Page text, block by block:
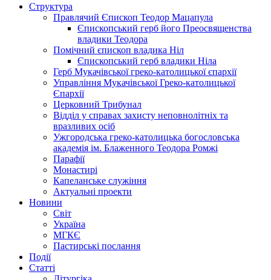
Структура
Правлячий Єпископ Теодор Мацапула
Єпископський герб його Преосвященства
владики Теодора
Помічний єпископ владика Ніл
Єпископський герб владики Ніла
Герб Мукачівської греко-католицької єпархії
Управління Мукачівської Греко-католицької
Єпархії
Церковний Трибунал
Відділ у справах захисту неповнолітніх та
вразливих осіб
Ужгородська греко-католицька богословська
академія ім. Блаженного Теодора Ромжі
Парафії
Монастирі
Капеланське служіння
Актуальні проекти
Новини
Світ
Україна
МГКЄ
Пастирські послання
Події
Статті